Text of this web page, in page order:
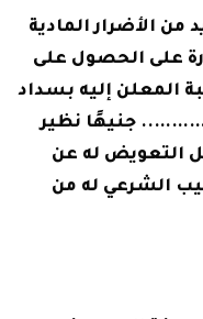
من الأضرار المادية
على الحصول على
المعلن إليه بسداد
جنيهًا نظير
التعويض له عن
الشرعي له من